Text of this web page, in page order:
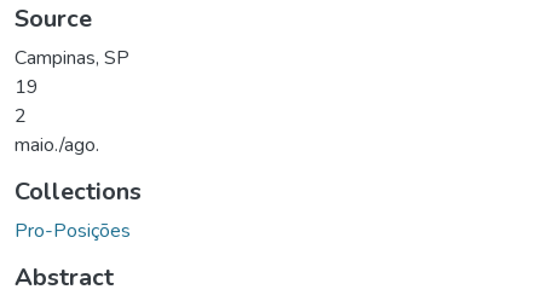
Source
Campinas, SP
19
2
maio./ago.
Collections
Pro-Posições
Abstract